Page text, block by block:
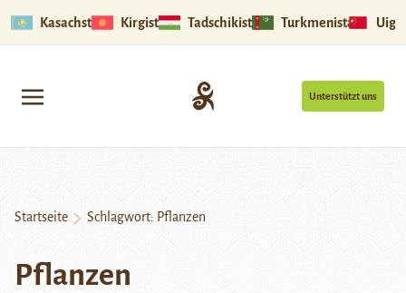
Kasachstan Kirgistan Tadschikistan Turkmenistan
Unterstützt uns
Startseite Schlagwort: Pflanzen
Pflanzen